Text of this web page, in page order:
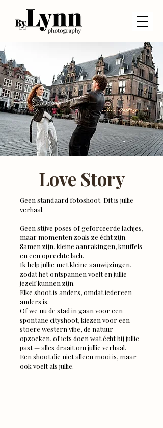
Love Story
Geen standaard fotoshoot. Dit is jullie
verhaal.
Geen stijve poses of geforceerde lachjes,
maar momenten zoals ze écht zijn.
Samen zijn, kleine aanrakingen, knuffels
en een oprechte lach.
Ik help jullie met kleine aanwijzingen,
zodat het ontspannen voelt en jullie
jezelf kunnen zijn.
Elke shoot is anders, omdat iedereen
anders is.
Of we nu de stad in gaan voor een
spontane cityshoot, kiezen voor een
stoere western vibe, de natuur
opzoeken, of iets doen wat écht bij jullie
past — alles draait om jullie verhaal.
Een shoot die niet alleen mooi is, maar
ook voelt als jullie.